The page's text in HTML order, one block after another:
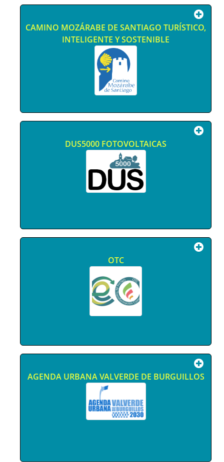
CAMINO MOZÁRABE DE SANTIAGO TURÍSTICO,
INTELIGENTE Y SOSTENIBLE
DUS5000 FOTOVOLTAICAS
OTC
AGENDA URBANA VALVERDE DE BURGUILLOS